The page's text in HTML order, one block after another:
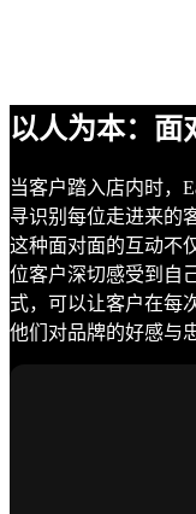
以人为本：面
当客户踏入店内时，
寻识别每位走进来的
这种面对面的互动不
位客户深切感受到自
式，可以让客户在每
他们对品牌的好感与